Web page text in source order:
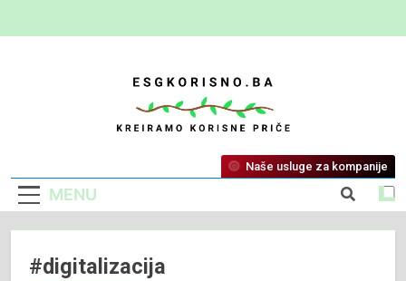
ESG Korisno
Kreiramo Korisne Priče
MENU
Naše usluge za kompanije
#digitalizacija